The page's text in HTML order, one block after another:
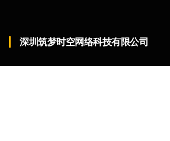
深圳筑梦时空网络科技有限公司